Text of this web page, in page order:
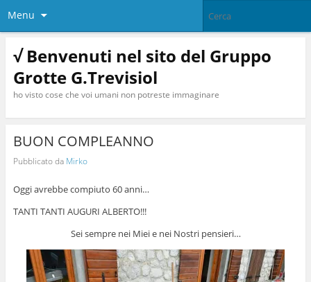
Menu
√ Benvenuti nel sito del Gruppo
Grotte G.Trevisiol
ho visto cose che voi umani non potreste immaginare
BUON COMPLEANNO
Pubblicato da Mirko
Oggi avrebbe compiuto 60 anni…
TANTI TANTI AUGURI ALBERTO!!!
Sei sempre nei Miei e nei Nostri pensieri…